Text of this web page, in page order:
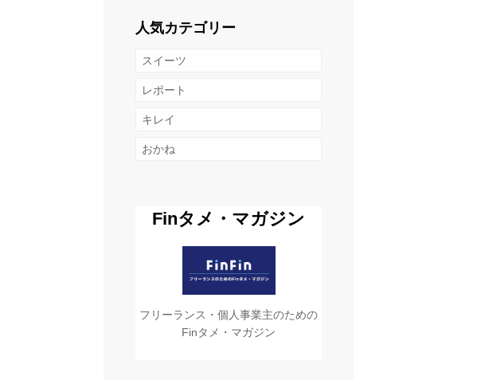
人気カテゴリー
スイーツ
レポート
キレイ
おかね
Finタメ・マガジン
フリーランス・個人事業主のための
Finタメ・マガジン